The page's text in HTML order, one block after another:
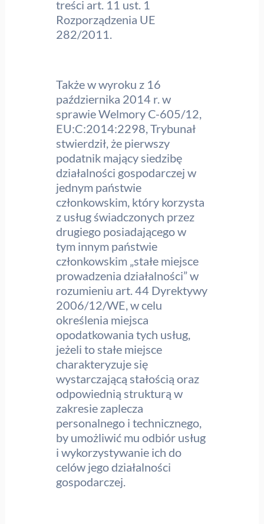
treści art. 11 ust. 1
Rozporządzenia UE
282/2011.
Także w wyroku z 16
października 2014 r. w
sprawie Welmory C-605/12,
EU:C:2014:2298, Trybunał
stwierdził, że pierwszy
podatnik mający siedzibę
działalności gospodarczej w
jednym państwie
członkowskim, który korzysta
z usług świadczonych przez
drugiego posiadającego w
tym innym państwie
członkowskim „stałe miejsce
prowadzenia działalności” w
rozumieniu art. 44 Dyrektywy
2006/12/WE, w celu
określenia miejsca
opodatkowania tych usług,
jeżeli to stałe miejsce
charakteryzuje się
wystarczającą stałością oraz
odpowiednią strukturą w
zakresie zaplecza
personalnego i technicznego,
by umożliwić mu odbiór usług
i wykorzystywanie ich do
celów jego działalności
gospodarczej.